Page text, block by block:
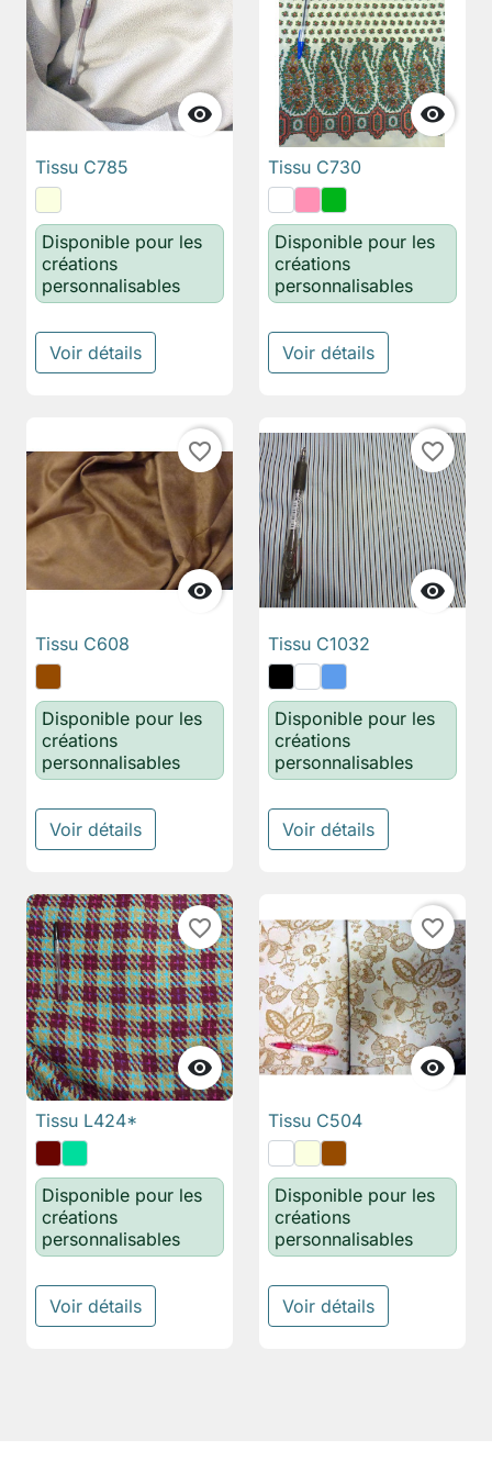

Tissu C785
Disponible pour les
créations
personnalisables
Voir détails

Tissu C730
Disponible pour les
créations
personnalisables
Voir détails

favorite_border
Tissu C608
Disponible pour les
créations
personnalisables
Voir détails

favorite_border
Tissu C1032
Disponible pour les
créations
personnalisables
Voir détails

favorite_border
Tissu L424*
Disponible pour les
créations
personnalisables
Voir détails

favorite_border
Tissu C504
Disponible pour les
créations
personnalisables
Voir détails